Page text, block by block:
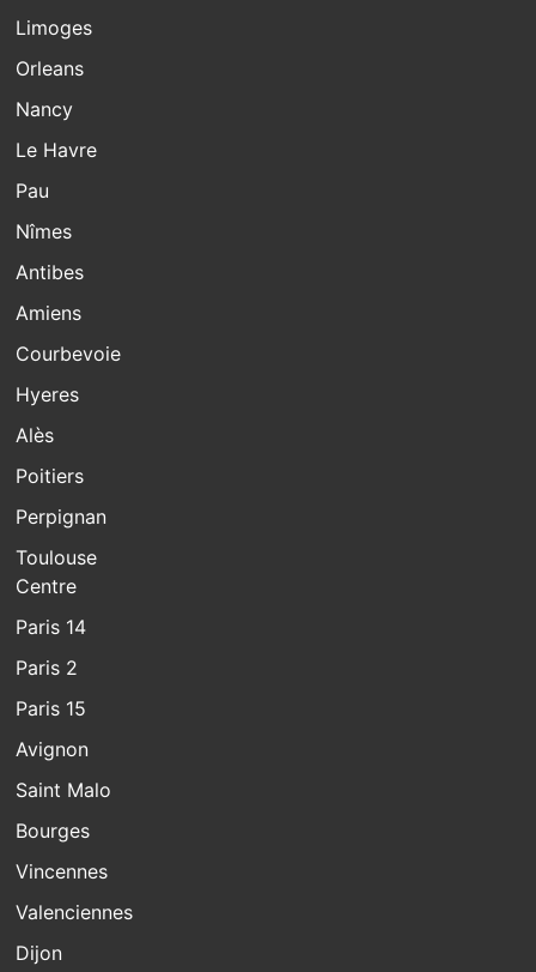
Limoges
Orleans
Nancy
Le Havre
Pau
Nîmes
Antibes
Amiens
Courbevoie
Hyeres
Alès
Poitiers
Perpignan
Toulouse
Centre
Paris 14
Paris 2
Paris 15
Avignon
Saint Malo
Bourges
Vincennes
Valenciennes
Dijon